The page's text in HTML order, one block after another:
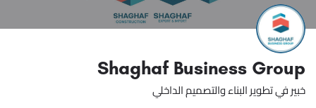
Shaghaf Business Group
خبير في تطوير البناء والتصميم الداخلي